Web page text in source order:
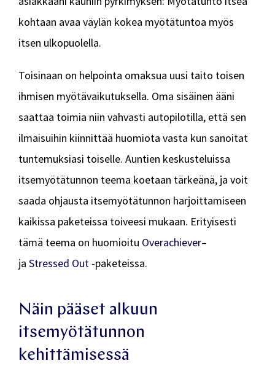
kohtaan avaa väylän kokea myötätuntoa myös
itsen ulkopuolella.
Toisinaan on helpointa omaksua uusi taito toisen
ihmisen myötävaikutuksella. Oma sisäinen ääni
saattaa toimia niin vahvasti autopilotilla, että sen
ilmaisuihin kiinnittää huomiota vasta kun sanoitat
tuntemuksiasi toiselle. Auntien keskusteluissa
itsemyötätunnon teema koetaan tärkeänä, ja voit
saada ohjausta itsemyötätunnon harjoittamiseen
kaikissa paketeissa toiveesi mukaan. Erityisesti
tämä teema on huomioitu Overachiever–
ja Stressed Out -paketeissa.
Näin pääset alkuun
itsemyötätunnon
kehittämisessä